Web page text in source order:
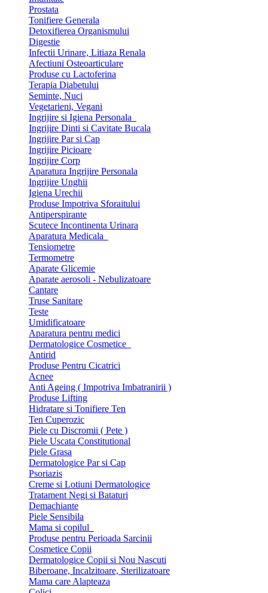
Prostata
Tonifiere Generala
Detoxifierea Organismului
Digestie
Infectii Urinare, Litiaza Renala
Afectiuni Osteoarticulare
Produse cu Lactoferina
Terapia Diabetului
Seminte, Nuci
Vegetarieni, Vegani
Ingrijire si Igiena Personala
Ingrijire Dinti si Cavitate Bucala
Ingrijire Par si Cap
Ingrijire Picioare
Ingrijire Corp
Aparatura Ingrijire Personala
Ingrijire Unghii
Igiena Urechii
Produse Impotriva Sforaitului
Antiperspirante
Scutece Incontinenta Urinara
Aparatura Medicala
Tensiometre
Termometre
Aparate Glicemie
Aparate aerosoli - Nebulizatoare
Cantare
Truse Sanitare
Teste
Umidificatoare
Aparatura pentru medici
Dermatologice Cosmetice
Antirid
Produse Pentru Cicatrici
Acnee
Anti Ageing ( Impotriva Imbatranirii )
Produse Lifting
Hidratare si Tonifiere Ten
Ten Cuperozic
Piele cu Discromii ( Pete )
Piele Uscata Constitutional
Piele Grasa
Dermatologice Par si Cap
Psoriazis
Creme si Lotiuni Dermatologice
Tratament Negi si Bataturi
Demachiante
Piele Sensibila
Mama si copilul
Produse pentru Perioada Sarcinii
Cosmetice Copii
Dermatologice Copii si Nou Nascuti
Biberoane, Incalzitoare, Sterilizatoare
Mama care Alapteaza